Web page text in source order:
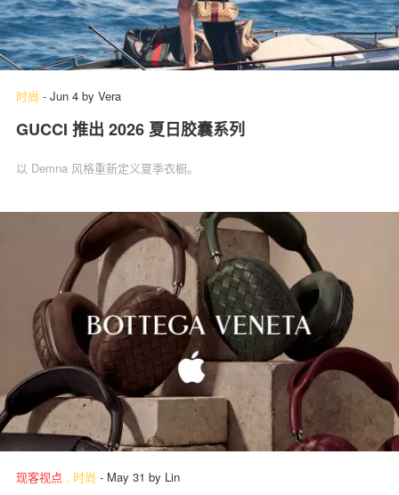
时尚 - Jun 4 by Vera
GUCCI 推出 2026 夏日胶囊系列
以 Demna 风格重新定义夏季衣橱。
现客视点 . 时尚 - May 31 by Lin